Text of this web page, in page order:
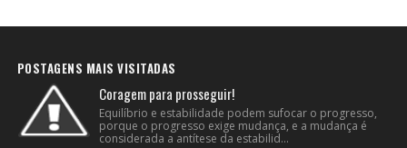
POSTAGENS MAIS VISITADAS
Coragem para prosseguir!
Equilíbrio e estabilidade podem sufocar o progresso,
porque o progresso exige mudança, e a mudança é
considerada a antítese da estabilid...